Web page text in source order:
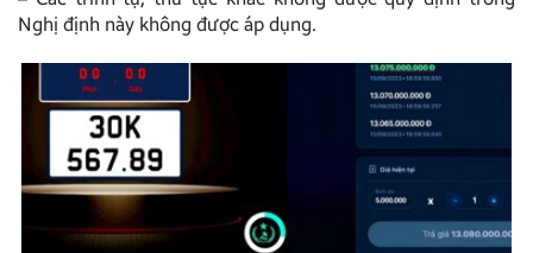
Nghị định này không được áp dụng.